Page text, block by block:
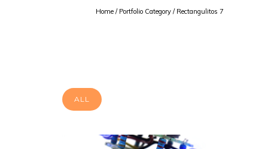
Home / Portfolio Category / Rectangulitos 7
ALL